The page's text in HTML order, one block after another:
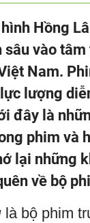
Hồng
sâu vào
Nam.
lượng
đây là
phim và
lại những
về bộ
là bộ phim